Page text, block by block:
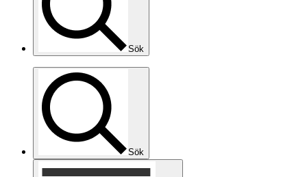
Sök
Sök